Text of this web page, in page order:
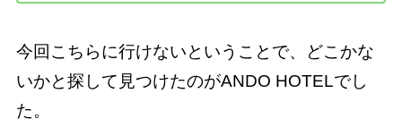
今回こちらに行けないということで、どこかな
いかと探して見つけたのがANDO HOTELでし
た。